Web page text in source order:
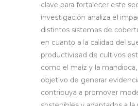
clave para fortalecer este
investigación analiza el
distintos sistemas de
en cuanto a la calidad del
productividad de cultivos
como el maíz y la
objetivo de generar
contribuya a promover